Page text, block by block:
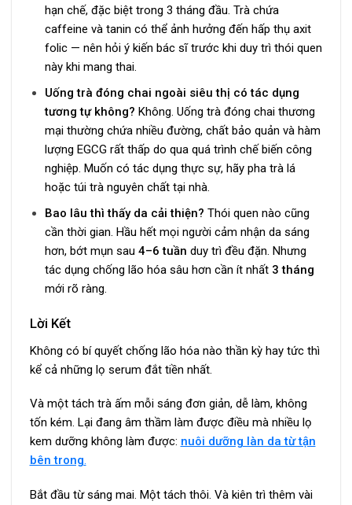
hạn chế, đặc biệt trong 3 tháng đầu. Trà chứa
caffeine và tanin có thể ảnh hưởng đến hấp thụ axit
folic — nên hỏi ý kiến bác sĩ trước khi duy trì thói quen
này khi mang thai.
Uống trà đóng chai ngoài siêu thị có tác dụng
tương tự không? Không. Uống trà đóng chai thương
mại thường chứa nhiều đường, chất bảo quản và hàm
lượng EGCG rất thấp do qua quá trình chế biến công
nghiệp. Muốn có tác dụng thực sự, hãy pha trà lá
hoặc túi trà nguyên chất tại nhà.
Bao lâu thì thấy da cải thiện? Thói quen nào cũng
cần thời gian. Hầu hết mọi người cảm nhận da sáng
hơn, bớt mụn sau 4–6 tuần duy trì đều đặn. Nhưng
tác dụng chống lão hóa sâu hơn cần ít nhất 3 tháng
mới rõ ràng.
Lời Kết
Không có bí quyết chống lão hóa nào thần kỳ hay tức thì
kể cả những lọ serum đắt tiền nhất.
Và một tách trà ấm mỗi sáng đơn giản, dễ làm, không
tốn kém. Lại đang âm thầm làm được điều mà nhiều lọ
kem dưỡng không làm được: nuôi dưỡng làn da từ tận
bên trong.
Bắt đầu từ sáng mai. Một tách thôi. Và kiên trì thêm vài